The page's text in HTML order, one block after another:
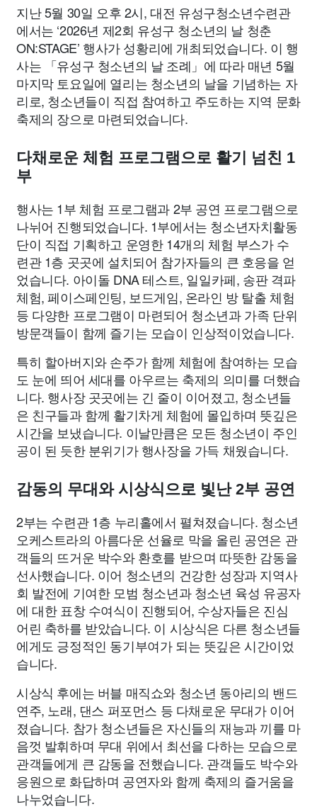
지난 5월 30일 오후 2시, 대전 유성구청소년수련관
에서는 ‘2026년 제2회 유성구 청소년의 날 청춘
ON:STAGE’ 행사가 성황리에 개최되었습니다. 이 행
사는 「유성구 청소년의 날 조례」에 따라 매년 5월
마지막 토요일에 열리는 청소년의 날을 기념하는 자
리로, 청소년들이 직접 참여하고 주도하는 지역 문화
축제의 장으로 마련되었습니다.
다채로운 체험 프로그램으로 활기 넘친 1
부
행사는 1부 체험 프로그램과 2부 공연 프로그램으로
나뉘어 진행되었습니다. 1부에서는 청소년자치활동
단이 직접 기획하고 운영한 14개의 체험 부스가 수
련관 1층 곳곳에 설치되어 참가자들의 큰 호응을 얻
었습니다. 아이돌 DNA 테스트, 일일카페, 송판 격파
체험, 페이스페인팅, 보드게임, 온라인 방 탈출 체험
등 다양한 프로그램이 마련되어 청소년과 가족 단위
방문객들이 함께 즐기는 모습이 인상적이었습니다.
특히 할아버지와 손주가 함께 체험에 참여하는 모습
도 눈에 띄어 세대를 아우르는 축제의 의미를 더했습
니다. 행사장 곳곳에는 긴 줄이 이어졌고, 청소년들
은 친구들과 함께 활기차게 체험에 몰입하며 뜻깊은
시간을 보냈습니다. 이날만큼은 모든 청소년이 주인
공이 된 듯한 분위기가 행사장을 가득 채웠습니다.
감동의 무대와 시상식으로 빛난 2부 공연
2부는 수련관 1층 누리홀에서 펼쳐졌습니다. 청소년
오케스트라의 아름다운 선율로 막을 올린 공연은 관
객들의 뜨거운 박수와 환호를 받으며 따뜻한 감동을
선사했습니다. 이어 청소년의 건강한 성장과 지역사
회 발전에 기여한 모범 청소년과 청소년 육성 유공자
에 대한 표창 수여식이 진행되어, 수상자들은 진심
어린 축하를 받았습니다. 이 시상식은 다른 청소년들
에게도 긍정적인 동기부여가 되는 뜻깊은 시간이었
습니다.
시상식 후에는 버블 매직쇼와 청소년 동아리의 밴드
연주, 노래, 댄스 퍼포먼스 등 다채로운 무대가 이어
졌습니다. 참가 청소년들은 자신들의 재능과 끼를 마
음껏 발휘하며 무대 위에서 최선을 다하는 모습으로
관객들에게 큰 감동을 전했습니다. 관객들도 박수와
응원으로 화답하며 공연자와 함께 축제의 즐거움을
나누었습니다.